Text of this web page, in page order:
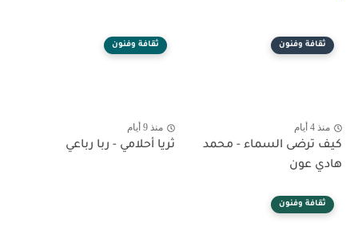
ثقافة وفنون
منذ 4 أيام
كيف ترضى السماء - محمد
هادي عون
ثقافة وفنون
منذ 9 أيام
ثريا أحلامي - ربا رباعي
ثقافة وفنون